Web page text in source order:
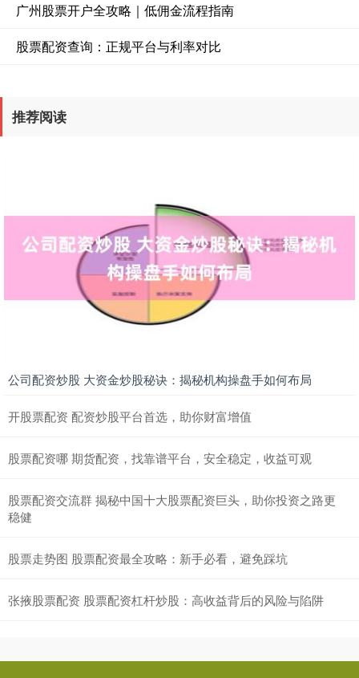
广州股票开户全攻略｜低佣金流程指南
股票配资查询：正规平台与利率对比
推荐阅读
公司配资炒股 大资金炒股秘诀：揭秘机构操盘手如何布局
开股票配资 配资炒股平台首选，助你财富增值
股票配资哪 期货配资，找靠谱平台，安全稳定，收益可观
股票配资交流群 揭秘中国十大股票配资巨头，助你投资之路更
稳健
股票走势图 股票配资最全攻略：新手必看，避免踩坑
张掖股票配资 股票配资杠杆炒股：高收益背后的风险与陷阱